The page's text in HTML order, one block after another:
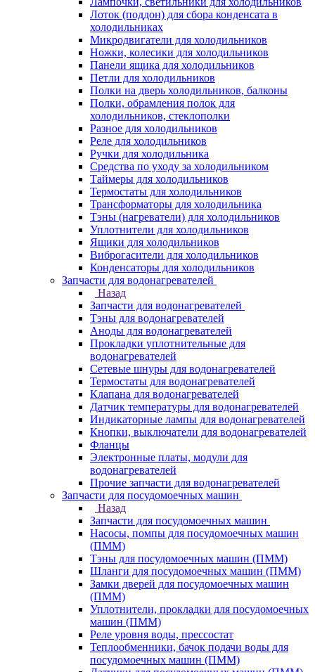
Лоток (поддон) для сбора конденсата в
холодильниках
Микродвигатели для холодильников
Ножки, колесики для холодильников
Панели ящика для холодильников
Петли для холодильников
Полки на дверь холодильников, балконы
Полки, обрамления полок для
холодильников, стеклополки
Разное для холодильников
Реле для холодильников
Ручки для холодильника
Средства по уходу за холодильником
Таймеры для холодильников
Термостаты для холодильников
Трансформаторы для холодильника
Тэны (нагреватели) для холодильников
Уплотнители для холодильников
Ящики для холодильников
Виброгасители для холодильников
Конденсаторы для холодильников
Запчасти для водонагревателей
Назад
Запчасти для водонагревателей
Тэны для водонагревателей
Аноды для водонагревателей
Прокладки уплотнительные для
водонагревателей
Сетевые шнуры для водонагревателей
Термостаты для водонагревателей
Клапана для водонагревателей
Датчик температуры для водонагревателей
Индикаторные лампы для водонагревателей
Кнопки, выключатели для водонагревателей
Фланцы
Электронные платы, модули для
водонагревателей
Прочие запчасти для водонагревателей
Запчасти для посудомоечных машин
Назад
Запчасти для посудомоечных машин
Насосы, помпы для посудомоечных машин
(ПММ)
Тэны для посудомоечных машин (ПММ)
Шланги для посудомоечных машин (ПММ)
Замки дверей для посудомоечных машин
(ПММ)
Уплотнители, прокладки для посудомоечных
машин (ПММ)
Реле уровня воды, прессостат
Теплообменники, бачок подачи воды для
посудомоечных машин (ПММ)